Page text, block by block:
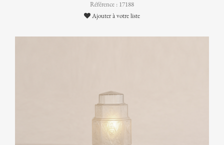
Référence : 17188
Ajouter à votre liste